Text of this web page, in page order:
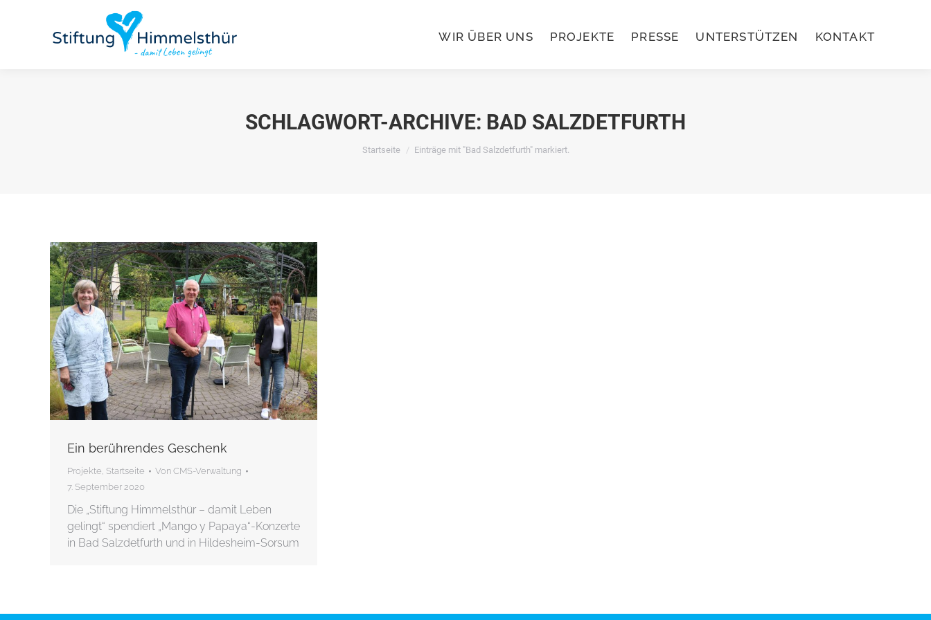
WIR ÜBER UNS PROJEKTE PRESSE UNTERSTÜTZEN KONTAKT
SCHLAGWORT-ARCHIVE: BAD SALZDETFURTH
Du bist hier:
Startseite Einträge mit "Bad Salzdetfurth" markiert.
Ein berührendes Geschenk
Projekte, Startseite Von CMS-Verwaltung
7. September 2020
Die „Stiftung Himmelsthür – damit Leben
gelingt“ spendiert „Mango y Papaya“-Konzerte
in Bad Salzdetfurth und in Hildesheim-Sorsum